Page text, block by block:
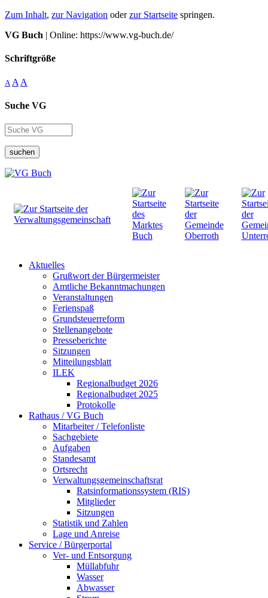
Zum Inhalt, zur Navigation oderzur Startseite springen.
VG Buch | Online: https://www.vg-buch.de/
Schriftgröße
A A A
Suche VG
suchen
Aktuelles
Grußwort der Bürgermeister
Amtliche Bekanntmachungen
Veranstaltungen
Ferienspaß
Grundsteuerreform
Stellenangebote
Presseberichte
Sitzungen
Mitteilungsblatt
ILEK
Regionalbudget 2026
Regionalbudget 2025
Protokolle
Rathaus / VG Buch
Mitarbeiter / Telefonliste
Sachgebiete
Aufgaben
Standesamt
Ortsrecht
Verwaltungsgemeinschaftsrat
Ratsinformationssystem (RIS)
Mitglieder
Sitzungen
Statistik und Zahlen
Lage und Anreise
Service / Bürgerportal
Ver- und Entsorgung
Müllabfuhr
Wasser
Abwasser